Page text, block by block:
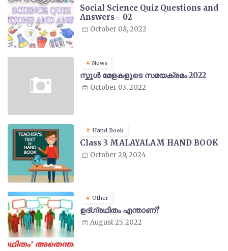
Social Science Quiz Questions and
Answers - 02
October 08, 2022
News
സ്കൂൾ മേളകളുടെ സമയക്രമം 2022
October 03, 2022
Hand Book
Class 3 MALAYALAM HAND BOOK
October 29, 2024
Other
ഉദ്ഗ്രഥിതം എന്താണ്?
August 25, 2022